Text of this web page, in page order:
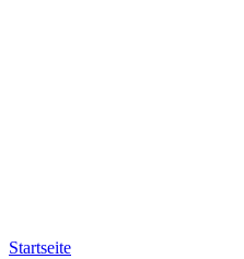
Startseite